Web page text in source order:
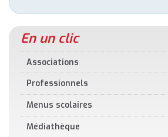
En un clic
Associations
Professionnels
Menus scolaires
Médiathèque